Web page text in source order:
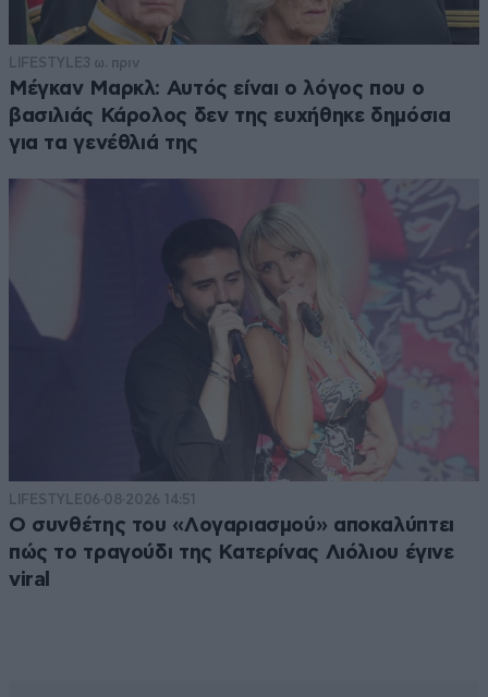
LIFESTYLE3 ω. πριν
Μέγκαν Μαρκλ: Αυτός είναι ο λόγος που ο
βασιλιάς Κάρολος δεν της ευχήθηκε δημόσια
για τα γενέθλιά της
LIFESTYLE06·08·2026 14:51
Ο συνθέτης του «Λογαριασμού» αποκαλύπτει
πώς το τραγούδι της Κατερίνας Λιόλιου έγινε
viral